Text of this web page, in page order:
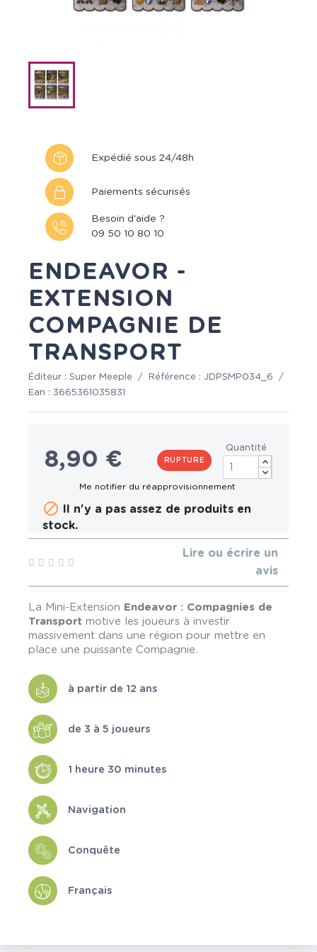
Expédié sous 24/48h
Paiements sécurisés
Besoin d'aide ?
09 50 10 80 10
ENDEAVOR -
EXTENSION
COMPAGNIE DE
TRANSPORT
Éditeur : Super Meeple / Référence : JDPSMP034_6
/
Ean : 3665361035831
8,90 € RUPTURE
Quantité
 Il n'y a pas assez de produits en
stock.
Lire ou écrire un
avis
La Mini-Extension Endeavor : Compagnies de
Transport motive les joueurs à investir
massivement dans une région pour mettre en
place une puissante Compagnie.
à partir de 12 ans
de 3 à 5 joueurs
1 heure 30 minutes
Navigation
Conquête
Français